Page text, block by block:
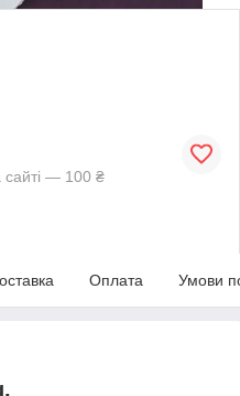
сайті — 100 ₴
Оплата Умови